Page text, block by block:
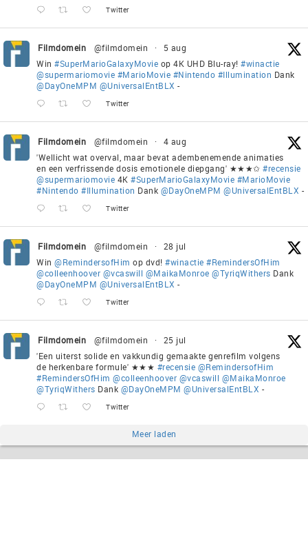
Twitter
Filmdomein @filmdomein ·
5 aug
Win #SuperMarioGalaxyMovie op 4K UHD Blu-ray! #winactie
@supermariomovie #MarioMovie #Nintendo #Illumination Dank
@DayOneMPM @UniversalEntBLX -
Twitter
Filmdomein @filmdomein ·
4 aug
'Wellicht wat overval, maar bevat adembenemende animaties
en een verfrissende dosis emotionele diepgang' ★★★✩ #recensie
@supermariomovie 4K #SuperMarioGalaxyMovie #MarioMovie
#Nintendo #Illumination Dank @DayOneMPM @UniversalEntBLX -
Twitter
Filmdomein @filmdomein ·
28 jul
Win @RemindersofHim op dvd! #winactie #RemindersOfHim
@colleenhoover @vcaswill @MaikaMonroe @TyriqWithers Dank
@DayOneMPM @UniversalEntBLX -
Twitter
Filmdomein @filmdomein ·
25 jul
'Een uiterst solide en vakkundig gemaakte genrefilm volgens
de herkenbare formule' ★★★ #recensie @RemindersofHim
#RemindersOfHim @colleenhoover @vcaswill @MaikaMonroe
@TyriqWithers Dank @DayOneMPM @UniversalEntBLX -
Twitter
Meer laden